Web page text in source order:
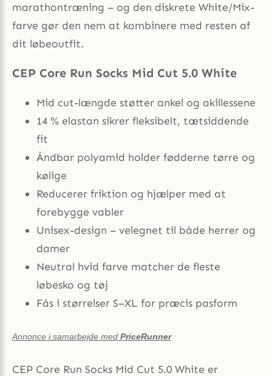
marathontræning – og den diskrete White/Mix-
farve gør den nem at kombinere med resten af
dit løbeoutfit.
CEP Core Run Socks Mid Cut 5.0 White
Mid cut-længde støtter ankel og akillessene
14 % elastan sikrer fleksibelt, tætsiddende
fit
Åndbar polyamid holder fødderne tørre og
kølige
Reducerer friktion og hjælper med at
forebygge vabler
Unisex-design – velegnet til både herrer og
damer
Neutral hvid farve matcher de fleste
løbesko og tøj
Fås i størrelser S–XL for præcis pasform
Annonce i samarbejde med PriceRunner
CEP Core Run Socks Mid Cut 5.0 White er